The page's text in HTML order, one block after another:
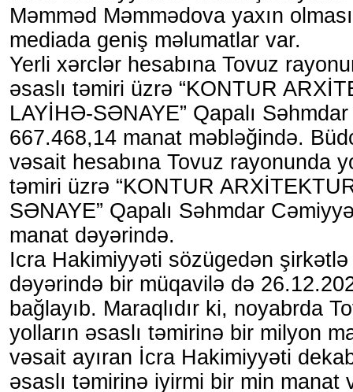
Məmməd Məmmədova yaxın
mediada geniş məlumatlar var.
Yerli xərclər hesabına Tovuz
əsaslı təmiri üzrə “KONTUR
LAYİHƏ-SƏNAYE” Qapalı
667.468,14 manat məbləğində.
vəsait hesabına Tovuz rayonunda
təmiri üzrə “KONTUR
SƏNAYE” Qapalı Səhmdar
manat dəyərində.
Icra Hakimiyyəti sözügedən
dəyərində bir müqavilə də
bağlayıb. Maraqlıdır ki, noyabrda
yolların əsaslı təmirinə bir milyon
vəsait ayıran İcra Hakimiyyəti
əsaslı təmirinə iyirmi bir min manat